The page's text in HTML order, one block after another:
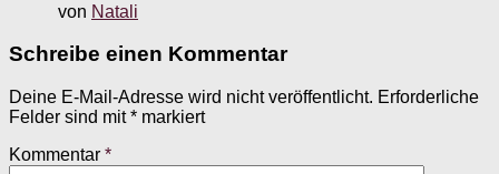
von Natali
Schreibe einen Kommentar
Deine E-Mail-Adresse wird nicht veröffentlicht. Erforderliche
Felder sind mit* markiert
Kommentar *